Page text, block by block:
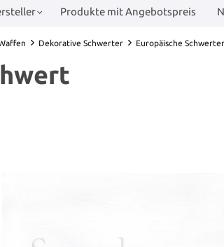
Produkte mit Angebotspreis
Dekorative Schwerter Europäische Schwerter